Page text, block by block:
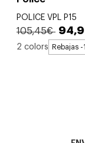
POLICE VPL P15
105,45€
2 colors Rebajas -